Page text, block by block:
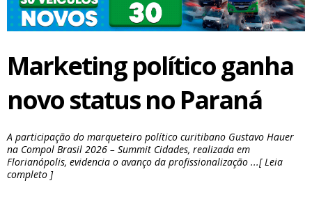
Marketing político ganha
novo status no Paraná
A participação do marqueteiro político curitibano Gustavo Hauer
na Compol Brasil 2026 – Summit Cidades, realizada em
Florianópolis, evidencia o avanço da profissionalização ...[ Leia
completo ]